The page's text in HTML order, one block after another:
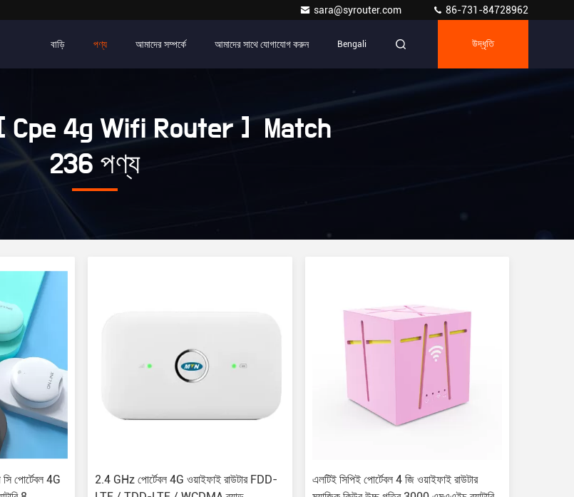
sara@syrouter.com 86-731-84728962
বাড়ি পণ্য আমাদের সম্পর্কে আমাদের সাথে যোগাযোগ করুন Bengali উদ্ধৃতি
4g Wifi Router ] Match
236 পণ্য
পোর্টেবল 4G
2.4 GHz পোর্টেবল 4G ওয়াইফাই রাউটার FDD-
এলটিই সিপিই পোর্টেবল 4 জি ওয়াইফাই রাউটার